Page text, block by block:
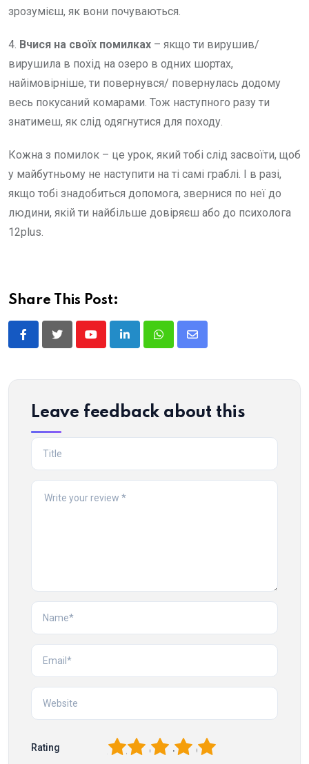
зрозумієш, як вони почуваються.
4. Вчися на своїх помилках – якщо ти вирушив/
вирушила в похід на озеро в одних шортах,
найімовірніше, ти повернувся/ повернулась додому
весь покусаний комарами. Тож наступного разу ти
знатимеш, як слід одягнутися для походу.
Кожна з помилок – це урок, який тобі слід засвоїти, щоб
у майбутньому не наступити на ті самі граблі. І в разі,
якщо тобі знадобиться допомога, звернися по неї до
людини, якій ти найбільше довіряєш або до психолога
12plus.
Share This Post:
YoutubeLinkedInWhatsappShare
Email
Leave feedback about this
Rating 5
4
3
2